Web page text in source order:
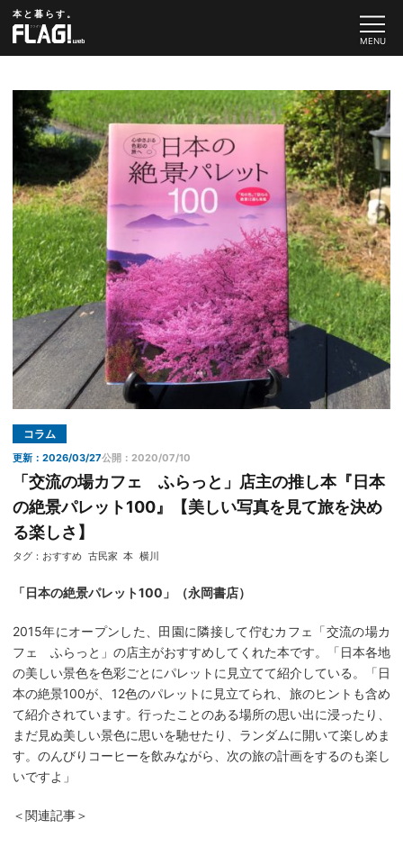
本と暮らす。
コラム
更新：2026/03/27公開：2020/07/10
「交流の場カフェ ふらっと」店主の推し本『日本
の絶景パレット100』【美しい写真を見て旅を決め
る楽しさ】
タグ： おすすめ 古民家 本 横川
「日本の絶景パレット100」（永岡書店）
2015年にオープンした、田園に隣接して佇むカフェ「交流の場カ
フェ ふらっと」の店主がおすすめしてくれた本です。「日本各地
の美しい景色を色彩ごとにパレットに見立てて紹介している。「日
本の絶景100が、12色のパレットに見立てられ、旅のヒントも含め
て紹介されています。行ったことのある場所の思い出に浸ったり、
まだ見ぬ美しい景色に思いを馳せたり、ランダムに開いて楽しめま
す。のんびりコーヒーを飲みながら、次の旅の計画をするのも楽し
いですよ」
＜関連記事＞